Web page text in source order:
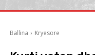
Ballina Kryesore